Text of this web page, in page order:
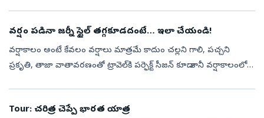
వర్షం పడినా జర్నీ స్టైల్‌ తగ్గకూడదంటే… ఇలా చేయండి!
వర్షాకాలం అంటే కేవలం వర్షాలు మాత్రమే కాదుం చల్లని గాలి, పచ్చని
ప్రకృతి, తాజా వాతావరణంతో ట్రావెల్‌కి పర్ఫెక్ట్‌ సీజన్‌ కూడా. కానీ వర్షాకాలంలో
Tour: చరిత్ర చెప్పే భారత యాత్ర